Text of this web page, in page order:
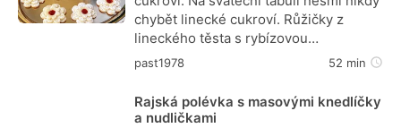
chybět linecké cukroví. Růžičky z
lineckého těsta s rybízovou…
past1978 52 min
Rajská polévka s masovými knedlíčky
a nudličkami